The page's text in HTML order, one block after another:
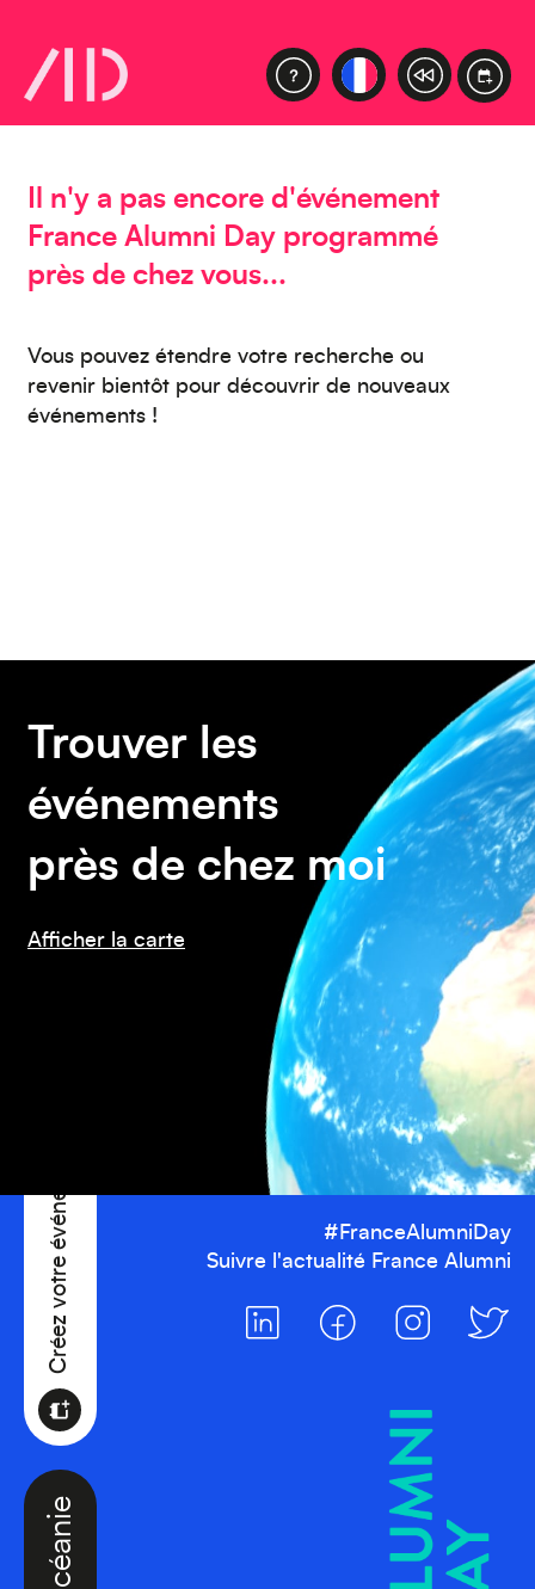
Il n'y a pas encore d'événement
France Alumni Day programmé
près de chez vous...
Vous pouvez étendre votre recherche ou
revenir bientôt pour découvrir de nouveaux
événements !
Trouver les
événements
près de chez moi
Afficher la carte
Océanie
Créez votre événement
Afrique
Amérique du Nord
Amérique du Sud
Asie
#FranceAlumniDay
Suivre l'actualité France Alumni